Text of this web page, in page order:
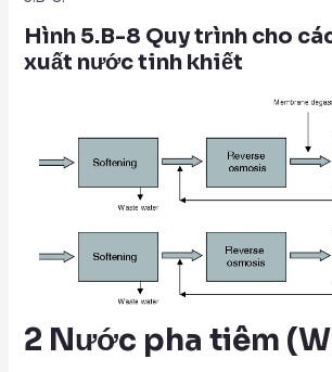
Hình 5.B-8 Quy trình cho
xuất nước tinh khiết
2 Nước pha tiêm